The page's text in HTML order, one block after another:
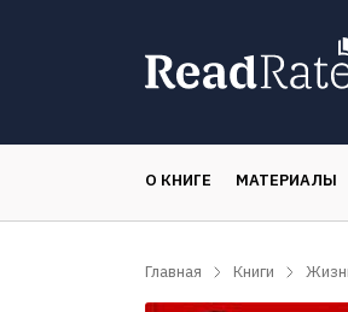
О КНИГЕ МАТЕРИАЛЫ
Главная Книги